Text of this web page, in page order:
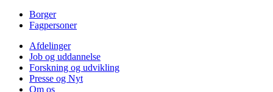
Borger
Fagpersoner
Afdelinger
Job og uddannelse
Forskning og udvikling
Presse og Nyt
Om os